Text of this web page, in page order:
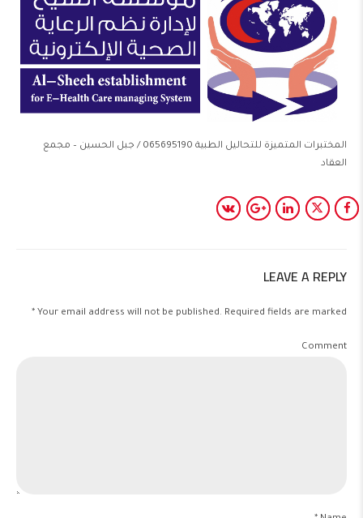
المختبرات المتميزة للتحاليل الطبية 065695190 / جبل الحسين – مجمع
العقاد
LEAVE A REPLY
Your email address will not be published. Required fields are marked *
Comment